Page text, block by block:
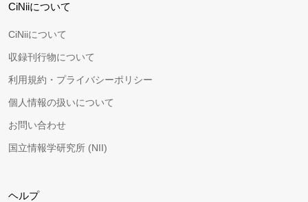
CiNiiについて
CiNiiについて
収録刊行物について
利用規約・プライバシーポリシー
個人情報の扱いについて
お問い合わせ
国立情報学研究所 (NII)
ヘルプ